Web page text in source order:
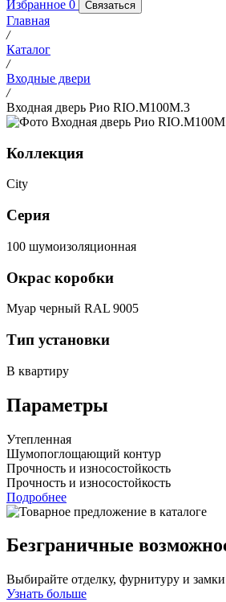
Избранное 0 Связаться
Главная
/
Каталог
/
Входные двери
/
Входная дверь Рио RIO.M100M.3
Коллекция
City
Серия
100 шумоизоляционная
Окрас коробки
Муар черный RAL 9005
Тип установки
В квартиру
Параметры
Утепленная
Шумопоглощающий контур
Прочность и износостойкость
Прочность и износостойкость
Подробнее
Безграничные
Выбирайте отделку, фурнитуру и
Узнать больше